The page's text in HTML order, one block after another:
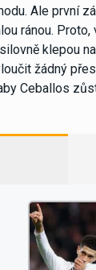
Ale první
ránou.
klepou
žádný
Ceballos